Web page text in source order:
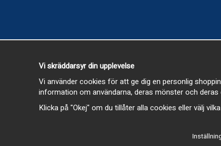
Vi skräddarsyr din upplevelse
Vi använder cookies för att ge dig en personlig
information om användarna, deras mönster och deras
Klicka på "Okej" om du tillåter alla cookies eller välj